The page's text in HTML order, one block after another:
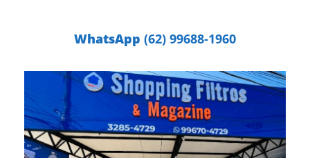
WhatsApp (62) 99688-1960